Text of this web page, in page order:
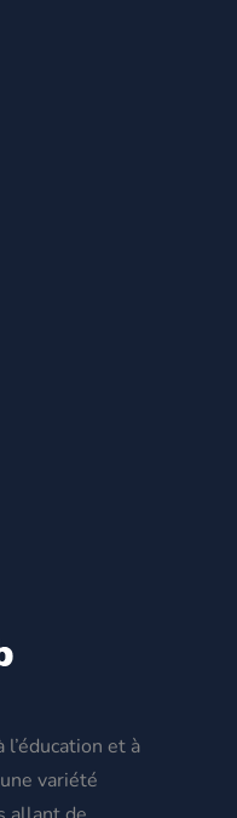
et à
variété